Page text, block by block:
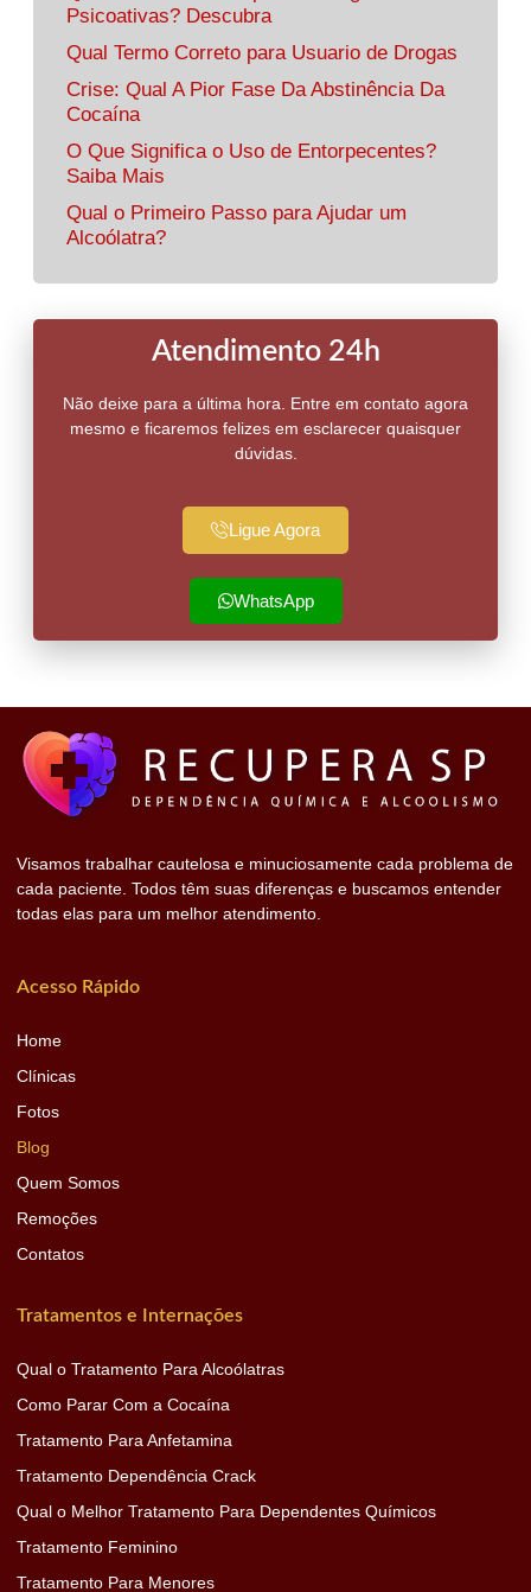
Psicoativas? Descubra
Qual Termo Correto para Usuario de Drogas
Crise: Qual A Pior Fase Da Abstinência Da
Cocaína
O Que Significa o Uso de Entorpecentes?
Saiba Mais
Qual o Primeiro Passo para Ajudar um
Alcoólatra?
Atendimento 24h
Não deixe para a última hora. Entre em contato agora
mesmo e ficaremos felizes em esclarecer quaisquer
dúvidas.
Ligue Agora
WhatsApp
Visamos trabalhar cautelosa e minuciosamente cada problema de
cada paciente. Todos têm suas diferenças e buscamos entender
todas elas para um melhor atendimento.
Acesso Rápido
Home
Clínicas
Fotos
Blog
Quem Somos
Remoções
Contatos
Tratamentos e Internações
Qual o Tratamento Para Alcoólatras
Como Parar Com a Cocaína
Tratamento Para Anfetamina
Tratamento Dependência Crack
Qual o Melhor Tratamento Para Dependentes Químicos
Tratamento Feminino
Tratamento Para Menores